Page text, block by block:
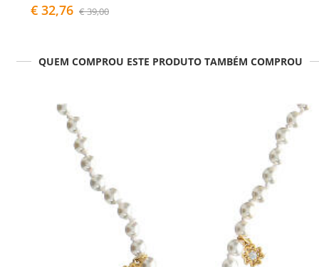
€ 32,76 € 39,00
QUEM COMPROU ESTE PRODUTO TAMBÉM COMPROU